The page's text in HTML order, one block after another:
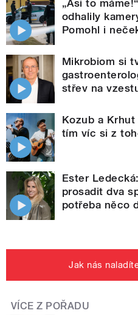
„Asi to
odhalily
Pomohl i
Mikrobiom si
střev na
Kozub a
tím víc si z
Ester
prosadit dva
potřeba něco
Jak nás
VÍCE Z POŘADU